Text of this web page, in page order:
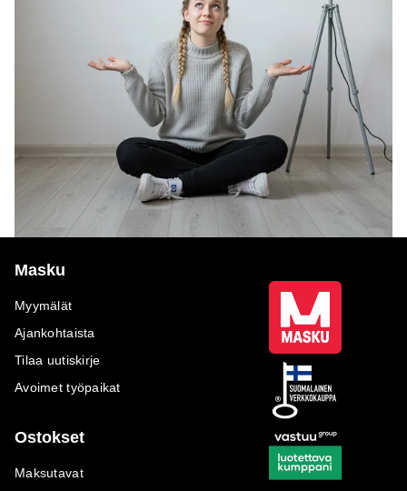
Masku
Myymälät
Ajankohtaista
Tilaa uutiskirje
Avoimet työpaikat
Ostokset
Maksutavat